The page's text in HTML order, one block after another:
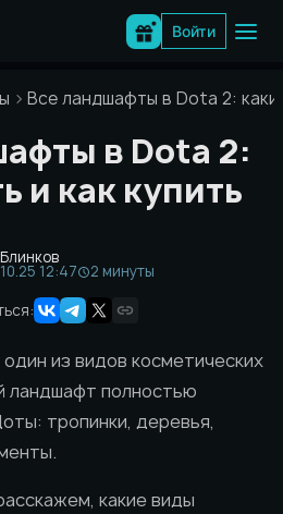
Войти
Все ландшафты в Dota 2:
в Dota 2:
и как купить
12:47
2 минуты
из видов косметических
ландшафт полностью
тропинки, деревья,
какие виды